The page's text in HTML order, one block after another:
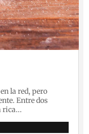
la red, pero
Entre dos
rica...